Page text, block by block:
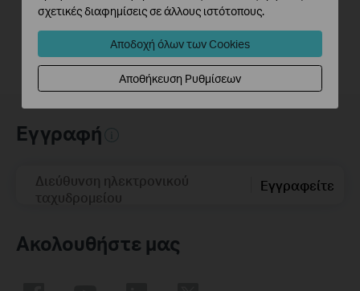
Εγγραφή
Διεύθυνση ηλεκτρονικού
ταχυδρομείου
Εγγραφείτε
Ακολουθήστε μας
σχετικές διαφημίσεις σε άλλους ιστότοπους.
Αποδοχή όλων των Cookies
Αποθήκευση Ρυθμίσεων